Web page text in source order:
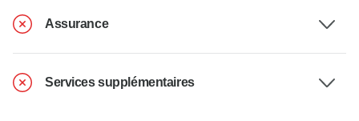
Assurance
Services supplémentaires